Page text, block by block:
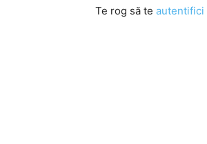
Te rog să te autentifici